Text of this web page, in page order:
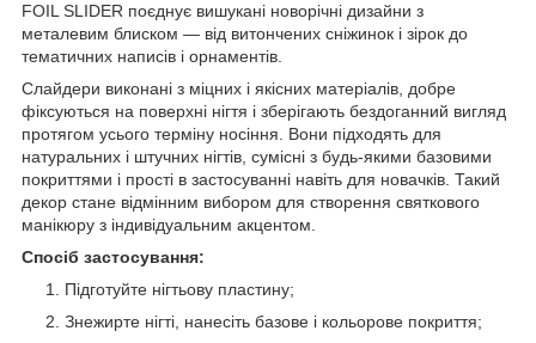
FOIL SLIDER поєднує вишукані новорічні дизайни з
металевим блиском — від витончених сніжинок і зірок до
тематичних написів і орнаментів.
Слайдери виконані з міцних і якісних матеріалів, добре
фіксуються на поверхні нігтя і зберігають бездоганний вигляд
протягом усього терміну носіння. Вони підходять для
натуральних і штучних нігтів, сумісні з будь-якими базовими
покриттями і прості в застосуванні навіть для новачків. Такий
декор стане відмінним вибором для створення святкового
манікюру з індивідуальним акцентом.
Спосіб застосування:
Підготуйте нігтьову пластину;
Знежирте нігті, нанесіть базове і кольорове покриття;